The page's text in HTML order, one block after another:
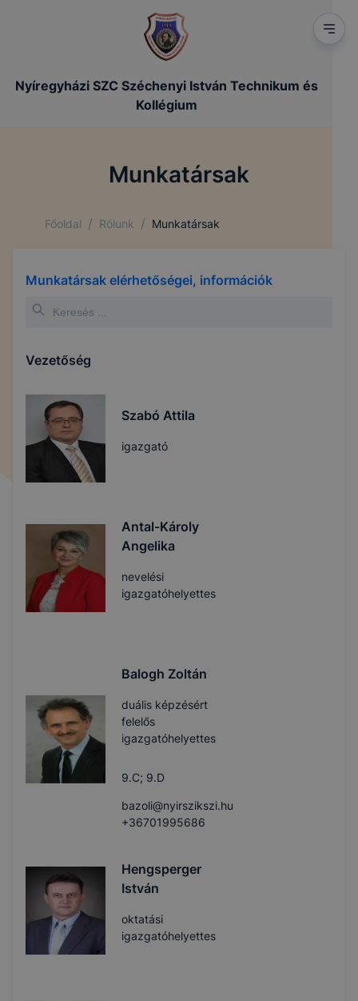
Nyíregyházi SZC Széchenyi István Technikum és
Kollégium
Munkatársak
Főoldal / Rólunk / Munkatársak
Munkatársak elérhetőségei, információk
Vezetőség
Szabó Attila
igazgató
Antal-Károly
Angelika
nevelési
igazgatóhelyettes
Balogh Zoltán
duális képzésért
felelős
igazgatóhelyettes
9.C; 9.D
bazoli@nyirszikszi.hu
+36701995686
Hengsperger
István
oktatási
igazgatóhelyettes